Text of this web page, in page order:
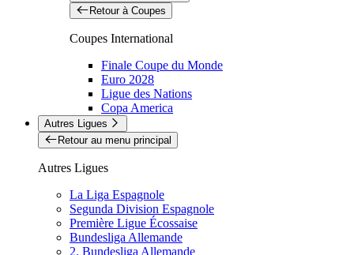
Retour à Coupes
Coupes International
Finale Coupe du Monde
Euro 2028
Ligue des Nations
Copa America
Autres Ligues
Retour au menu principal
Autres Ligues
La Liga Espagnole
Segunda Division Espagnole
Première Ligue Écossaise
Bundesliga Allemande
2. Bundesliga Allemande